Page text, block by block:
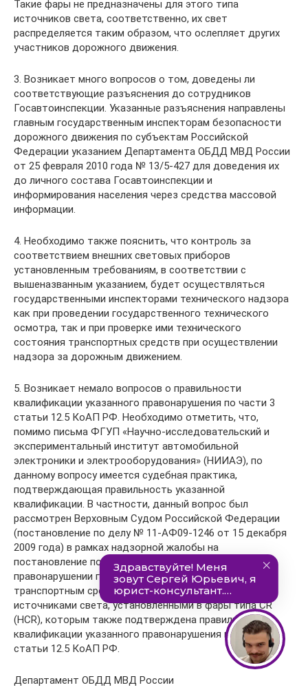
Такие фары не предназначены для этого типа
источников света, соответственно, их свет
распределяется таким образом, что ослепляет других
участников дорожного движения.
3. Возникает много вопросов о том, доведены ли
соответствующие разъяснения до сотрудников
Госавтоинспекции. Указанные разъяснения направлены
главным государственным инспекторам безопасности
дорожного движения по субъектам Российской
Федерации указанием Департамента ОБДД МВД России
от 25 февраля 2010 года № 13/5-427 для доведения их
до личного состава Госавтоинспекции и
информирования населения через средства массовой
информации.
4. Необходимо также пояснить, что контроль за
соответствием внешних световых приборов
установленным требованиям, в соответствии с
вышеназванным указанием, будет осуществляться
государственными инспекторами технического надзора
как при проведении государственного технического
осмотра, так и при проверке ими технического
состояния транспортных средств при осуществлении
надзора за дорожным движением.
5. Возникает немало вопросов о правильности
квалификации указанного правонарушения по части 3
статьи 12.5 КоАП РФ. Необходимо отметить, что,
помимо письма ФГУП «Научно-исследовательский и
экспериментальный институт автомобильной
электроники и электрооборудования» (НИИАЭ), по
данному вопросу имеется судебная практика,
подтверждающая правильность указанной
квалификации. В частности, данный вопрос был
рассмотрен Верховным Судом Российской Федерации
(постановление по делу № 11-АФ09-1246 от 15 декабря
2009 года) в рамках надзорной жалобы на
постановление по делу об административном
правонарушении гражданина, управлявшего
транспортным средством с газоразрядными
источниками света, установленными в фары типа CR
(HCR), которым также подтверждена правильность
квалификации указанного правонарушения по части 3
статьи 12.5 КоАП РФ.
Департамент ОБДД МВД России